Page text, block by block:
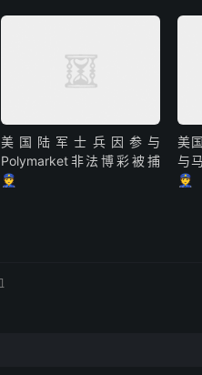
美国陆军士兵因参与
Polymarket非法博彩被捕
👮
美
与
👮